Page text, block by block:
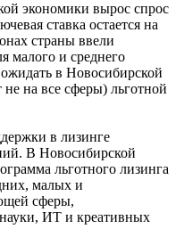
экономики вырос спрос
ставка остается на
страны ввели
малого и среднего
в Новосибирской
не на все сферы) льготной
в лизинге
В Новосибирской
льготного лизинга
малых и
сферы,
науки, ИТ и креативных